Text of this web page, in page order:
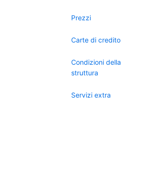
Prezzi
Carte di credito
Condizioni della
struttura
Servizi extra